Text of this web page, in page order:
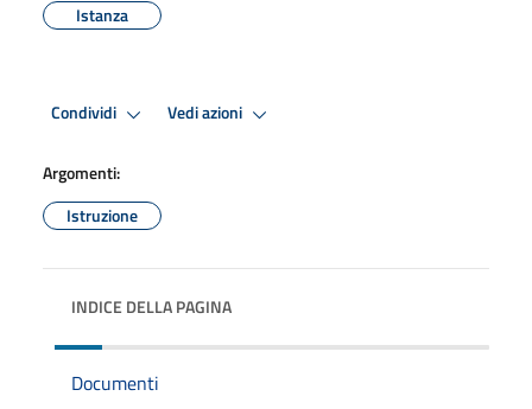
Istanza
Condividi Vedi azioni
Argomenti:
Istruzione
INDICE DELLA PAGINA
Documenti